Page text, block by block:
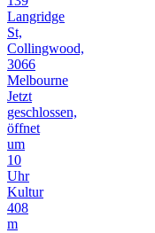
Langridge
St,
Collingwood,
3066
Melbourne
Jetzt
geschlossen,
öffnet
um
10
Uhr
Kultur
408
m